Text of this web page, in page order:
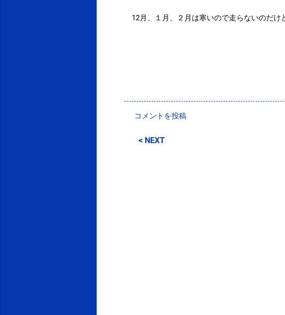
12月、１月、２月は寒いので走らないのだけ
メ
コメントを投稿
< NEXT